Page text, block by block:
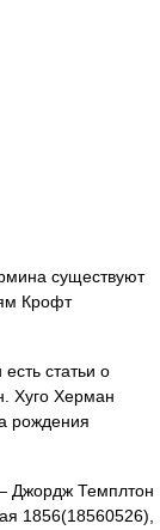
существуют
Крофт
статьи о
Хуго Херман
рождения
Джордж Темплтон
1856(18560526),